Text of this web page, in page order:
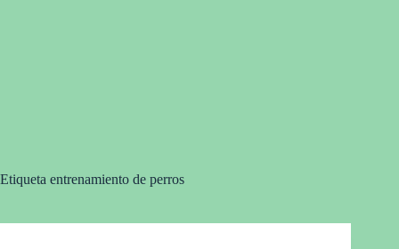
Etiqueta entrenamiento de perros